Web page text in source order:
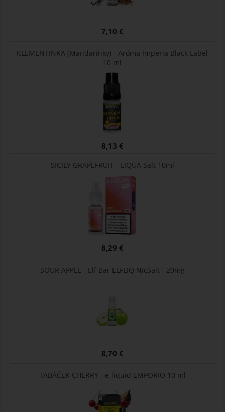
7,10 €
KLEMENTINKA (Mandarínky) - Aróma Imperia Black Label
10 ml
8,13 €
SICILY GRAPEFRUIT - LIQUA Salt 10ml
8,29 €
SOUR APPLE - Elf Bar ELFLIQ NicSalt - 20mg
8,70 €
TABÁČEK CHERRY - e-liquid EMPORIO 10 ml